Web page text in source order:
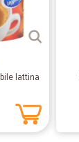
lattina